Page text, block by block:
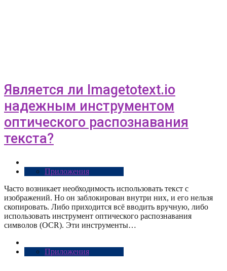
Является ли Imagetotext.io
надежным инструментом
оптического распознавания
текста?
Приложения
Часто возникает необходимость использовать текст с
изображений. Но он заблокирован внутри них, и его нельзя
скопировать. Либо приходится всё вводить вручную, либо
использовать инструмент оптического распознавания
символов (OCR). Эти инструменты…
Приложения